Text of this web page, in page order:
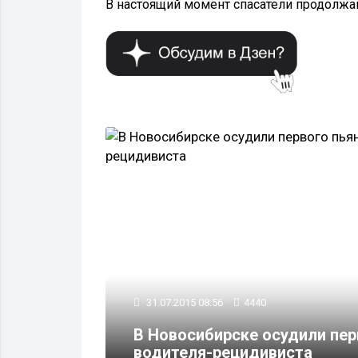
В настоящий момент спасатели
31.07.2015 08:56 4440
В Новосибирске осудили
водителя-рецидивиста